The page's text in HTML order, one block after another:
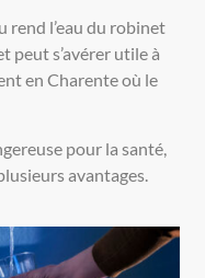
rend l’eau du robinet
peut s’avérer utile à
en Charente où le
pour la santé,
avantages.